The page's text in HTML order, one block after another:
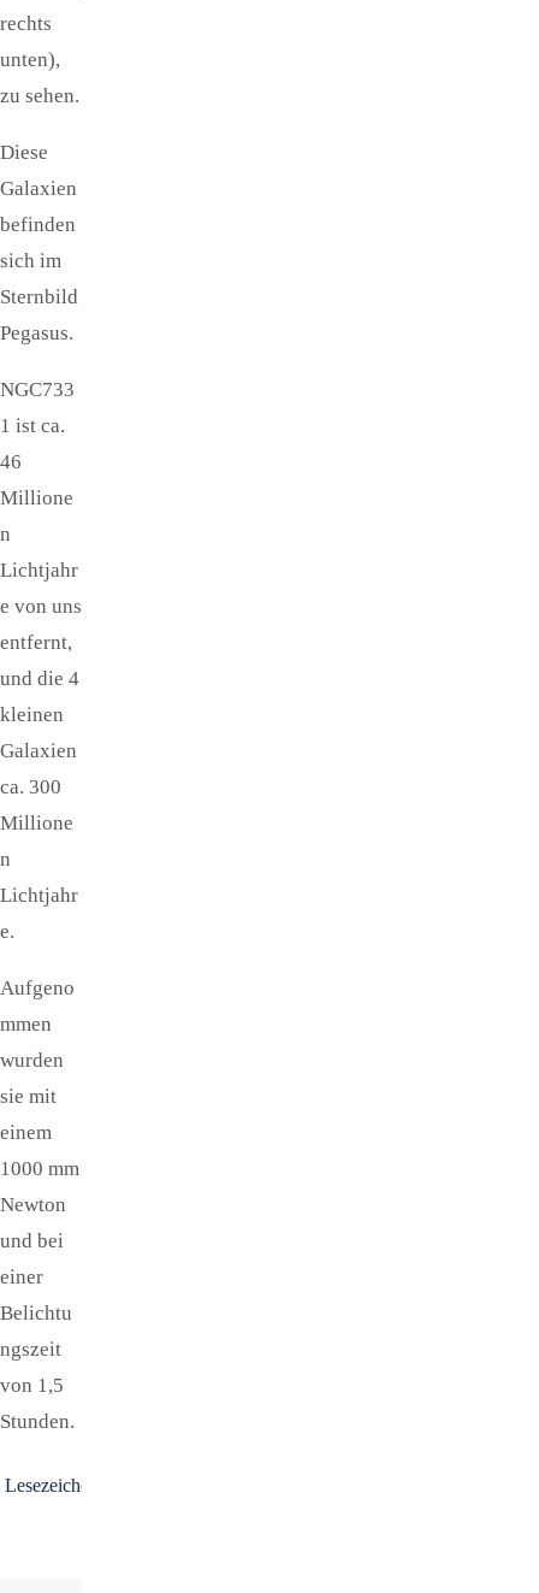
rechts
unten),
zu sehen.
Diese
Galaxien
befinden
sich im
Sternbild
Pegasus.
NGC733
1 ist ca.
46
Millione
n
Lichtjahr
e von uns
entfernt,
und die 4
kleinen
Galaxien
ca. 300
Millione
n
Lichtjahr
e.
Aufgeno
mmen
wurden
sie mit
einem
1000 mm
Newton
und bei
einer
Belichtu
ngszeit
von 1,5
Stunden.
Lesezeichen